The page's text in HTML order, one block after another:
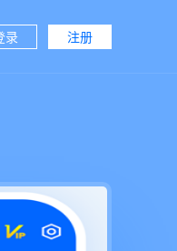
录 注册